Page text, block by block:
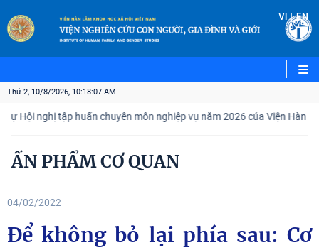
VI |EN
Thứ 2, 10/8/2026, 10:18:08 AM
nghị tập huấn chuyên môn nghiệp vụ năm 2026 của Viện Hàn lâm
ẤN PHẨM CƠ QUAN
04/02/2022
Để không bỏ lại phía sau: Cơ